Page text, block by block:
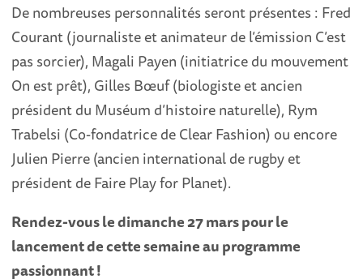
De nombreuses personnalités seront présentes : Fred
Courant (journaliste et animateur de l’émission C’est
pas sorcier), Magali Payen (initiatrice du mouvement
On est prêt), Gilles Bœuf (biologiste et ancien
président du Muséum d’histoire naturelle), Rym
Trabelsi (Co-fondatrice de Clear Fashion) ou encore
Julien Pierre (ancien international de rugby et
président de Faire Play for Planet).
Rendez-vous le dimanche 27 mars pour le
lancement de cette semaine au programme
passionnant !